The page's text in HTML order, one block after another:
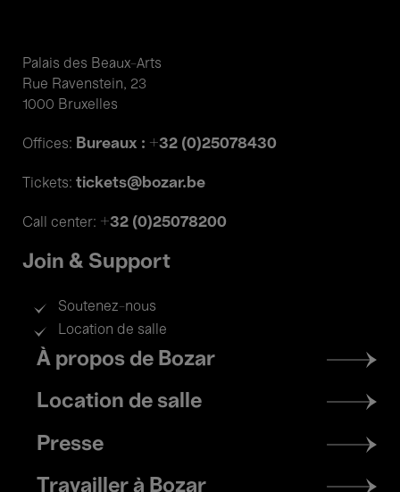
Palais des Beaux-Arts
Rue Ravenstein, 23
1000 Bruxelles
Offices: Bureaux : +32 (0)25078430
Tickets: tickets@bozar.be
Call center: +32 (0)25078200
Join & Support
Soutenez-nous
Location de salle
Footer
menu
À propos de Bozar
Location de salle
Presse
Travailler à Bozar